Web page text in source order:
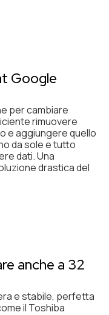
Google
per cambiare
rimuovere
e aggiungere quello
da sole e tutto
dati. Una
drastica del
anche a 32
e stabile, perfetta
il Toshiba